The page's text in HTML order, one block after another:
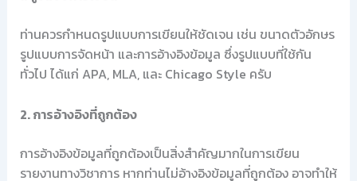
ท่านควรกำหนดรูปแบบการเขียนให้ชัดเจน เช่น ขนาดตัวอักษร
รูปแบบการจัดหน้า และการอ้างอิงข้อมูล ซึ่งรูปแบบที่ใช้กัน
ทั่วไป ได้แก่ APA, MLA, และ Chicago Style ครับ
2. การอ้างอิงที่ถูกต้อง
การอ้างอิงข้อมูลที่ถูกต้องเป็นสิ่งสำคัญมากในการเขียน
รายงานทางวิชาการ หากท่านไม่อ้างอิงข้อมูลที่ถูกต้อง อาจทำให้